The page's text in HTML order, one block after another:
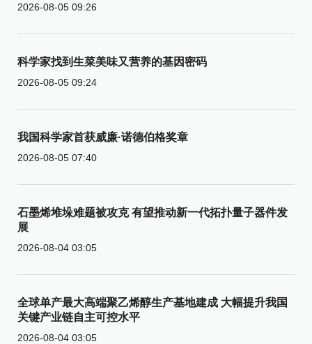
2026-08-05 09:26
科学家找到生菜美味又营养的基因密码
2026-08-05 09:24
我国科学家首获威廉·诺德伯格奖章
2026-08-05 07:40
石墨烯堆垛难题被攻克 有望推动新一代拓扑量子器件发
展
2026-08-04 03:05
全球单产最大高端聚乙烯醇生产基地建成 大幅提升我国
关键产业链自主可控水平
2026-08-04 03:05